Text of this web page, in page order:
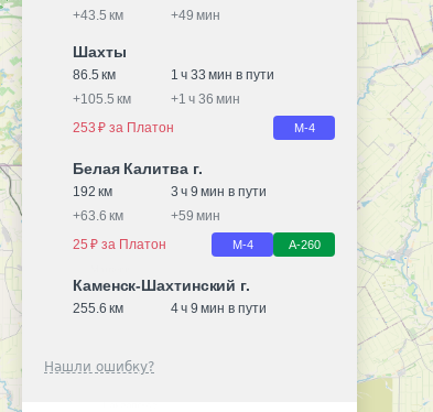
+43.5 км +49 мин
Шахты
86.5 км
1 ч 33 мин в пути
+105.5 км +1 ч 36 мин
253 ₽ за Платон
М-4
Белая Калитва г.
192 км
3 ч 9 мин в пути
+63.6 км +59 мин
25 ₽ за Платон
М-4 А-260
Каменск-Шахтинский г.
255.6 км 4 ч 9 мин в пути
Нашли ошибку?